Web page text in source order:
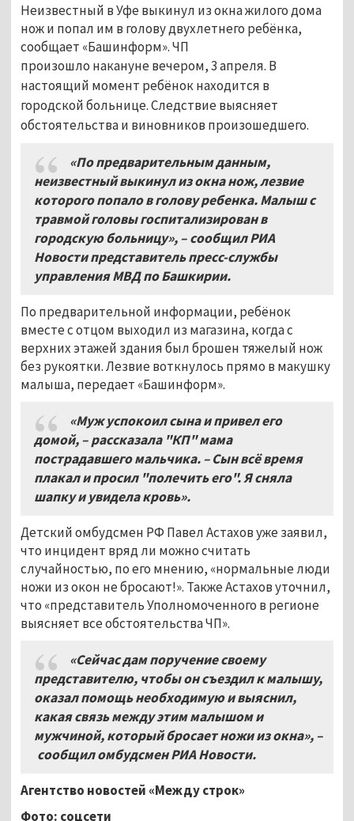
Неизвестный в Уфе выкинул из окна жилого дома
нож и попал им в голову двухлетнего ребёнка,
сообщает «Башинформ». ЧП
произошло накануне вечером, 3 апреля. В
настоящий момент ребёнок находится в
городской больнице. Следствие выясняет
обстоятельства и виновников произошедшего.
«По предварительным данным,
неизвестный выкинул из окна нож, лезвие
которого попало в голову ребенка. Малыш с
травмой головы госпитализирован в
городскую больницу», – сообщил РИА
Новости представитель пресс-службы
управления МВД по Башкирии.
По предварительной информации, ребёнок
вместе с отцом выходил из магазина, когда с
верхних этажей здания был брошен тяжелый нож
без рукоятки. Лезвие воткнулось прямо в макушку
малыша, передает «Башинформ».
«Муж успокоил сына и привел его
домой, –рассказала "КП" мама
пострадавшего мальчика. – Сын всё время
плакал и просил "полечить его". Я сняла
шапку и увидела кровь».
Детский омбудсмен РФ Павел Астахов уже заявил,
что инцидент вряд ли можно считать
случайностью, по его мнению, «нормальные люди
ножи из окон не бросают!». Также Астахов уточнил,
что «представитель Уполномоченного в регионе
выясняет все обстоятельства ЧП».
«Сейчас дам поручение своему
представителю, чтобы он съездил к малышу,
оказал помощь необходимую и выяснил,
какая связь между этим малышом и
мужчиной, который бросает ножи из окна», –
сообщил омбудсмен РИА Новости.
Агентство новостей «Между строк»
Фото: соцсети